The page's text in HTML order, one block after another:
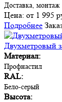
Доставка, монтаж
Цена: от 1 995
Подробнее
Двухметровый
Материал:
Профнастил
RAL:
Бело-серый
Высота: